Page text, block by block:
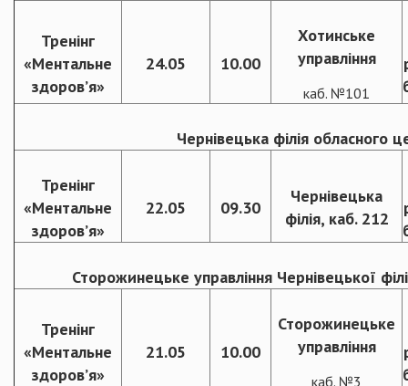
Тренінг
«Ментальне
здоров’я»
24.05 10.00
Хотинське
управління
каб. №101
Чернівецька філія обласного
Тренінг
«Ментальне
здоров’я»
22.05 09.30
Чернівецька
філія, каб. 212
Сторожинецьке управління Чернівецької
Тренінг
«Ментальне
здоров’я»
21.05 10.00
Сторожинецьке
управління
каб. №3